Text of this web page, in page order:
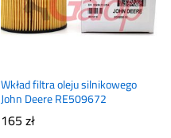
Wkład filtra oleju silnikowego
John Deere RE509672
165zł